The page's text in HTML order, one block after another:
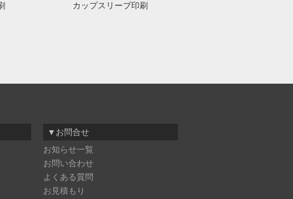
カップスリーブ印刷
▼お問合せ
お知らせ一覧
お問い合わせ
よくある質問
お見積もり